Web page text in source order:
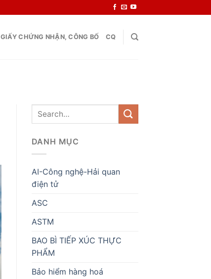
GIẤY CHỨNG NHẬN, CÔNG BỐ CQ
DANH MỤC
AI-Công nghệ-Hải quan
điện tử
ASC
ASTM
BAO BÌ TIẾP XÚC THỰC
PHẨM
Bảo hiểm hàng hoá